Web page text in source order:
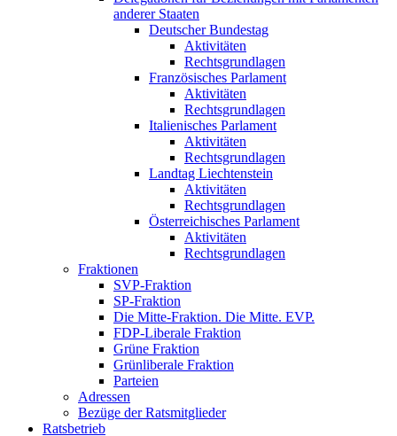
anderer Staaten
Deutscher Bundestag
Aktivitäten
Rechtsgrundlagen
Französisches Parlament
Aktivitäten
Rechtsgrundlagen
Italienisches Parlament
Aktivitäten
Rechtsgrundlagen
Landtag Liechtenstein
Aktivitäten
Rechtsgrundlagen
Österreichisches Parlament
Aktivitäten
Rechtsgrundlagen
Fraktionen
SVP-Fraktion
SP-Fraktion
Die Mitte-Fraktion. Die Mitte. EVP.
FDP-Liberale Fraktion
Grüne Fraktion
Grünliberale Fraktion
Parteien
Adressen
Bezüge der Ratsmitglieder
Ratsbetrieb